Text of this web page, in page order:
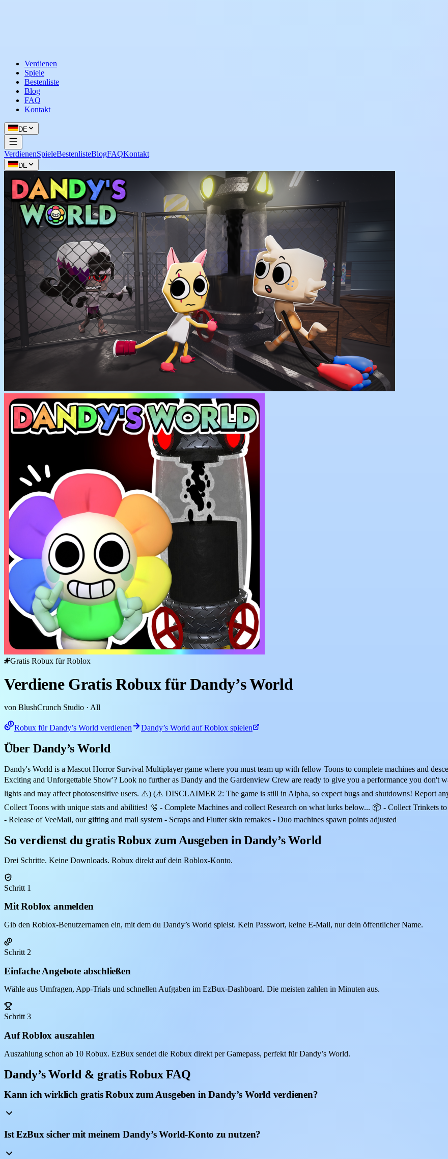
Verdienen
Spiele
Bestenliste
Blog
FAQ
Kontakt
DE
VerdienenSpieleBestenlisteBlogFAQKontakt
DE
Gratis Robux für Roblox
Verdiene Gratis Robux für Dandy’s World
von BlushCrunch Studio · All
Robux für Dandy’s World verdienen Dandy’s World auf Roblox spielen
Über Dandy’s World
Dandy's World is a Mascot Horror Survival Multiplayer game where you must team up with fellow Toons to complete machines and
Exciting and Unforgettable Show'? Look no further as Dandy and the Gardenview Crew are ready to give you a performance you
lights and may affect photosensitive users. ⚠️) (⚠️ DISCLAIMER 2: The game is still in Alpha, so expect bugs and shutdowns! Report
Collect Toons with unique stats and abilities! 🫧 - Complete Machines and collect Research on what lurks below... 📦 - Collect
- Release of VeeMail, our gifting and mail system - Scraps and Flutter skin remakes - Duo machines spawn points adjusted
So verdienst du gratis Robux zum Ausgeben in Dandy’s World
Drei Schritte. Keine Downloads. Robux direkt auf dein Roblox-Konto.
Schritt 1
Mit Roblox anmelden
Gib den Roblox-Benutzernamen ein, mit dem du Dandy’s World spielst. Kein Passwort, keine E-Mail, nur dein öffentlicher Name.
Schritt 2
Einfache Angebote abschließen
Wähle aus Umfragen, App-Trials und schnellen Aufgaben im EzBux-Dashboard. Die meisten zahlen in Minuten aus.
Schritt 3
Auf Roblox auszahlen
Auszahlung schon ab 10 Robux. EzBux sendet die Robux direkt per Gamepass, perfekt für Dandy’s World.
Dandy’s World & gratis Robux FAQ
Kann ich wirklich gratis Robux zum Ausgeben in Dandy’s World verdienen?
Ist EzBux sicher mit meinem Dandy’s World-Konto zu nutzen?